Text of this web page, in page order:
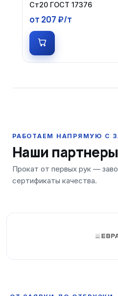
Ст20 ГОСТ 17376
от 207 ₽/т
Наши партнеры